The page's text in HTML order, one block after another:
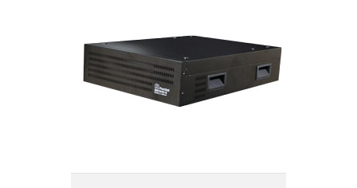
دارای حفاظتهای کامل الکتریکی
دارای استحکام مناسب مکانیکی
دارای تهویه مناسب